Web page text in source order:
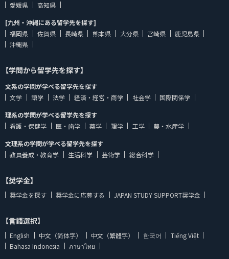
愛媛県
高知県
[九州・沖縄にある留学先を探す]
福岡県
佐賀県 長崎県 熊本県 大分県 宮崎県
鹿児島県
沖縄県
【学問から留学先を探す】
文系の学問が学べる留学先を探す
文学
語学 法学 経済・経営・商学 社会学
国際関係学
理系の学問が学べる留学先を探す
看護・保健学
医・歯学 薬学 理学 工学
農・水産学
文理系の学問が学べる留学先を探す
教員養成・教育学
生活科学 芸術学 総合科学
【奨学金】
奨学金を探す 奨学金に応募する JAPAN STUDY SUPPORT奨学金
【言語選択】
English 中文（简体字） 中文（繁體字） 한국어
Tiếng Việt
Bahasa Indonesia
ภาษาไทย